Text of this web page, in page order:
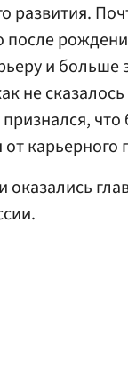
развития.
и больше
не
от
оказались